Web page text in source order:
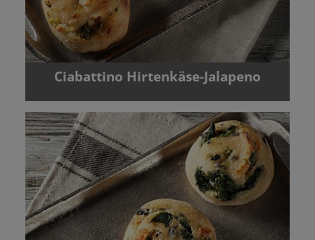
Ciabattino Hirtenkäse-Jalapeno